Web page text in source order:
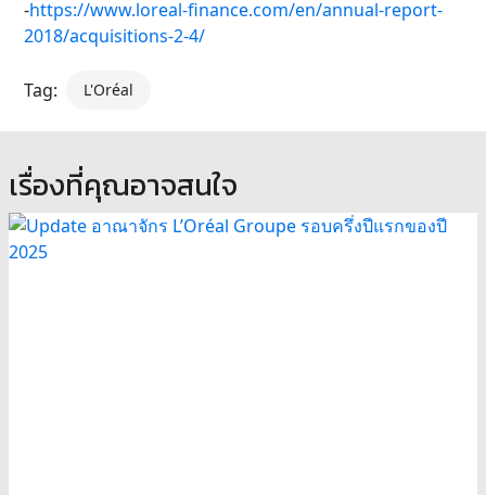
-https://www.loreal-finance.com/en/annual-report-
2018/acquisitions-2-4/
Tag: L'Oréal
เรื่องที่คุณอาจสนใจ